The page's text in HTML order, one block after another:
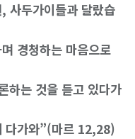
사두가이들과 달랐습
경청하는 마음으로
하는 것을 듣고 있다가
다가와”(마르 12,28)